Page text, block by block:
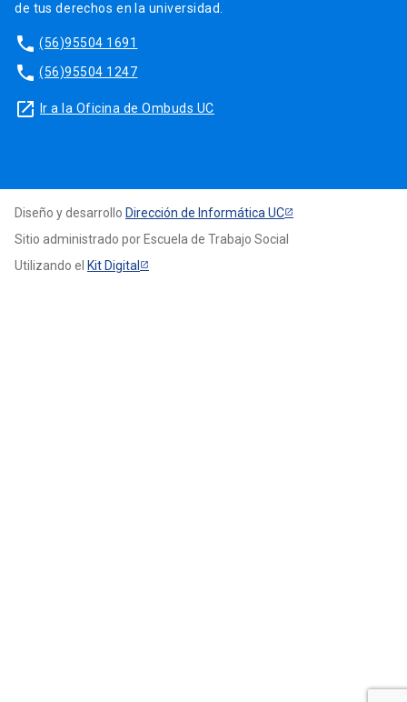
de tus derechos en la universidad.
phone (56)95504 1691
phone (56)95504 1247
launch Ir a la Oficina de Ombuds UC
Diseño y desarrollo Dirección de Informática UC
Sitio administrado por Escuela de Trabajo Social
Utilizando el Kit Digital